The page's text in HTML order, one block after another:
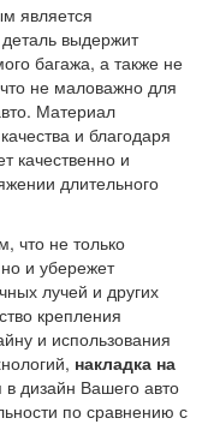
является
выдержит
багажа, а также не
не маловажно для
Материал
и благодаря
качественно и
длительного
что не только
и убережет
лучей и других
крепления
и использования
накладка на
в дизайн Вашего авто
по сравнению с